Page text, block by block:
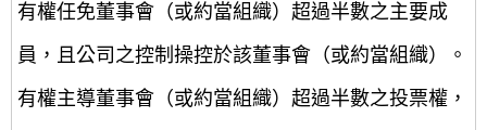
有權任免董事會（或約當組織）超過半數之主要成
員，且公司之控制操控於該董事會（或約當組織）。
有權主導董事會（或約當組織）超過半數之投票權，